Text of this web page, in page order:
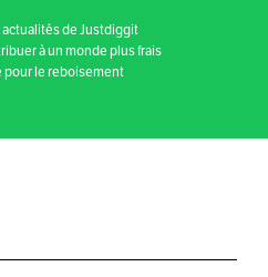
de Justdiggit
à un monde plus frais
pour le reboisement